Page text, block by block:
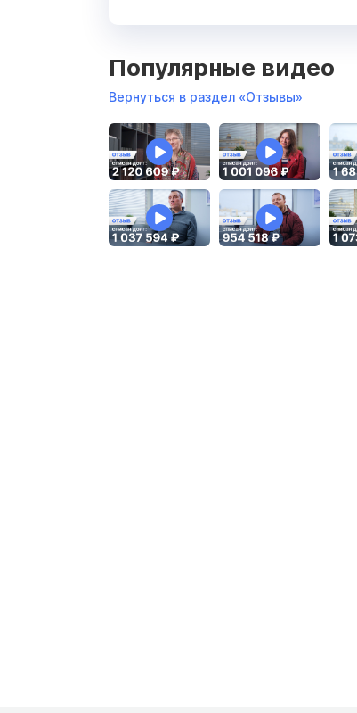
Популярные видео
Вернуться в раздел «Отзывы»